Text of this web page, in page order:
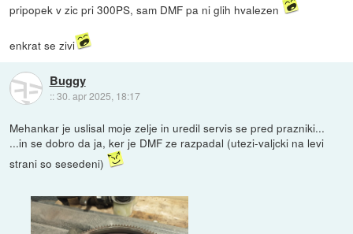
pripopek v zic pri 300PS, sam DMF pa ni glih hvalezen
enkrat se zivi
Buggy
::30. apr 2025, 18:17
Mehankar je uslisal moje zelje in uredil servis se pred prazniki...
...in se dobro da ja, ker je DMF ze razpadal (utezi-valjcki na levi
strani so sesedeni)